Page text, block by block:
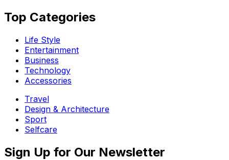
Top Categories​
Life Style
Entertainment
Business
Technology
Accessories
Travel
Design & Architecture
Sport
Selfcare
Sign Up for Our Newsletter